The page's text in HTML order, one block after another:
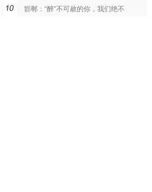
邯郸：“醉”不可赦的你，我们绝不